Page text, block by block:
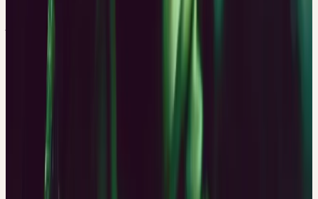
Hopfen
Humulus lupulus
Cannabaceae (Hanfgewächse)
August
Verarbeitung
Botanik und Wesen der Pflanze